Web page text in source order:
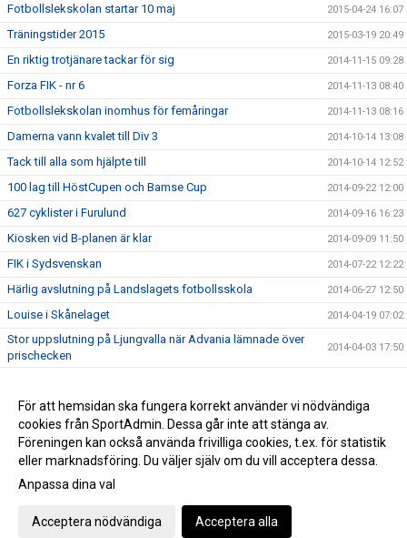
Fotbollslekskolan startar 10 maj 2015-04-24 16:07
Träningstider 2015 2015-03-19 20:49
En riktig trotjänare tackar för sig 2014-11-15 09:28
Forza FIK - nr 6 2014-11-13 08:40
Fotbollslekskolan inomhus för femåringar 2014-11-13 08:16
Damerna vann kvalet till Div 3 2014-10-14 13:08
Tack till alla som hjälpte till 2014-10-14 12:52
100 lag till HöstCupen och Bamse Cup 2014-09-22 12:00
627 cyklister i Furulund 2014-09-16 16:23
Kiosken vid B-planen är klar 2014-09-09 11:50
FIK i Sydsvenskan 2014-07-22 12:22
Härlig avslutning på Landslagets fotbollsskola 2014-06-27 12:50
Louise i Skånelaget 2014-04-19 07:02
Stor uppslutning på Ljungvalla när Advania lämnade över
prischecken
2014-04-03 17:50
Makalös slutspurt gav FIK förstaplatsen i Advanias tävling 2014-03-03 20:30
Stöd Furulunds IK via Svenska Spel 2013-12-14 09:31
Gå till Webbversion
För att hemsidan ska fungera korrekt använder vi nödvändiga
cookies från SportAdmin. Dessa går inte att stänga av.
Föreningen kan också använda frivilliga cookies, t.ex. för statistik
eller marknadsföring. Du väljer själv om du vill acceptera dessa.
Anpassa dina val
Acceptera nödvändiga Acceptera alla